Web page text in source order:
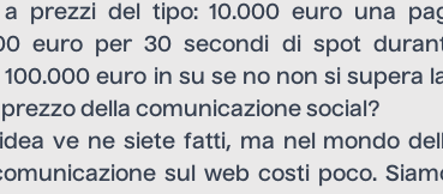
prezzi del tipo: 10.000 euro una
euro per 30 secondi di spot
euro in su se no non si supera
della comunicazione social?
ve ne siete fatti, ma nel mondo
sul web costi poco.